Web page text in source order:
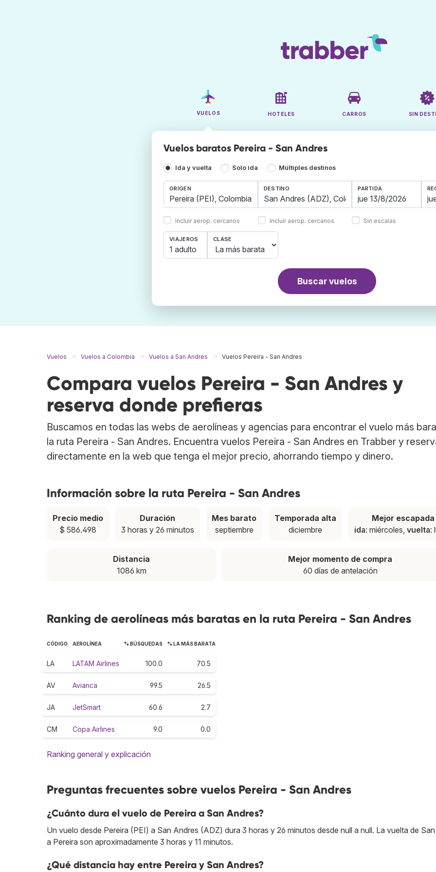
VUELOS HOTELES CARROS SIN
Vuelos baratos Pereira - San Andres
Ida y vuelta Solo ida Múltiples destinos
ORIGEN
Incluir aerop. cercanos
DESTINO
Incluir aerop. cercanos
PARTIDA
Sin escalas
VIAJEROS
1 adulto
CLASE
Buscar vuelos
Vuelos Vuelos a Colombia Vuelos a San Andres Vuelos Pereira - San Andres
Compara vuelos Pereira - San Andres y
reserva donde prefieras
Buscamos en todas las webs de aerolíneas y agencias para encontrar el vuelo más
la ruta Pereira - San Andres. Encuentra vuelos Pereira - San Andres en Trabber y
directamente en la web que tenga el mejor precio, ahorrando tiempo y dinero.
Información sobre la ruta Pereira - San Andres
Precio medio
$ 586.498
Duración
3 horas y 26 minutos
Mes barato
septiembre
Temporada alta
diciembre
Mejor escapada
ida: miércoles, vuelta:
Distancia
1086 km
Mejor momento de compra
60 días de antelación
Ranking de aerolíneas más baratas en la ruta Pereira - San Andres
CÓDIGO AEROLÍNEA % BÚSQUEDAS % LA MÁS BARATA
LA LATAM Airlines 100.0 70.5
AV Avianca 99.5 26.5
JA JetSmart 60.6 2.7
CM Copa Airlines 9.0 0.0
Ranking general y explicación
Preguntas frecuentes sobre vuelos Pereira - San Andres
¿Cuánto dura el vuelo de Pereira a San Andres?
Un vuelo desde Pereira (PEI) a San Andres (ADZ) dura 3 horas y 26 minutos desde null a null. La vuelta de
a Pereira son aproximadamente 3 horas y 11 minutos.
¿Qué distancia hay entre Pereira y San Andres?